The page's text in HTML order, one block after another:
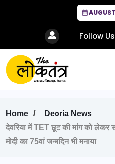
Follow Us
Home
Deoria News
देवरिया में TET छूट की मांग को लेकर
मोदी का 75वां जन्मदिन भी मनाया